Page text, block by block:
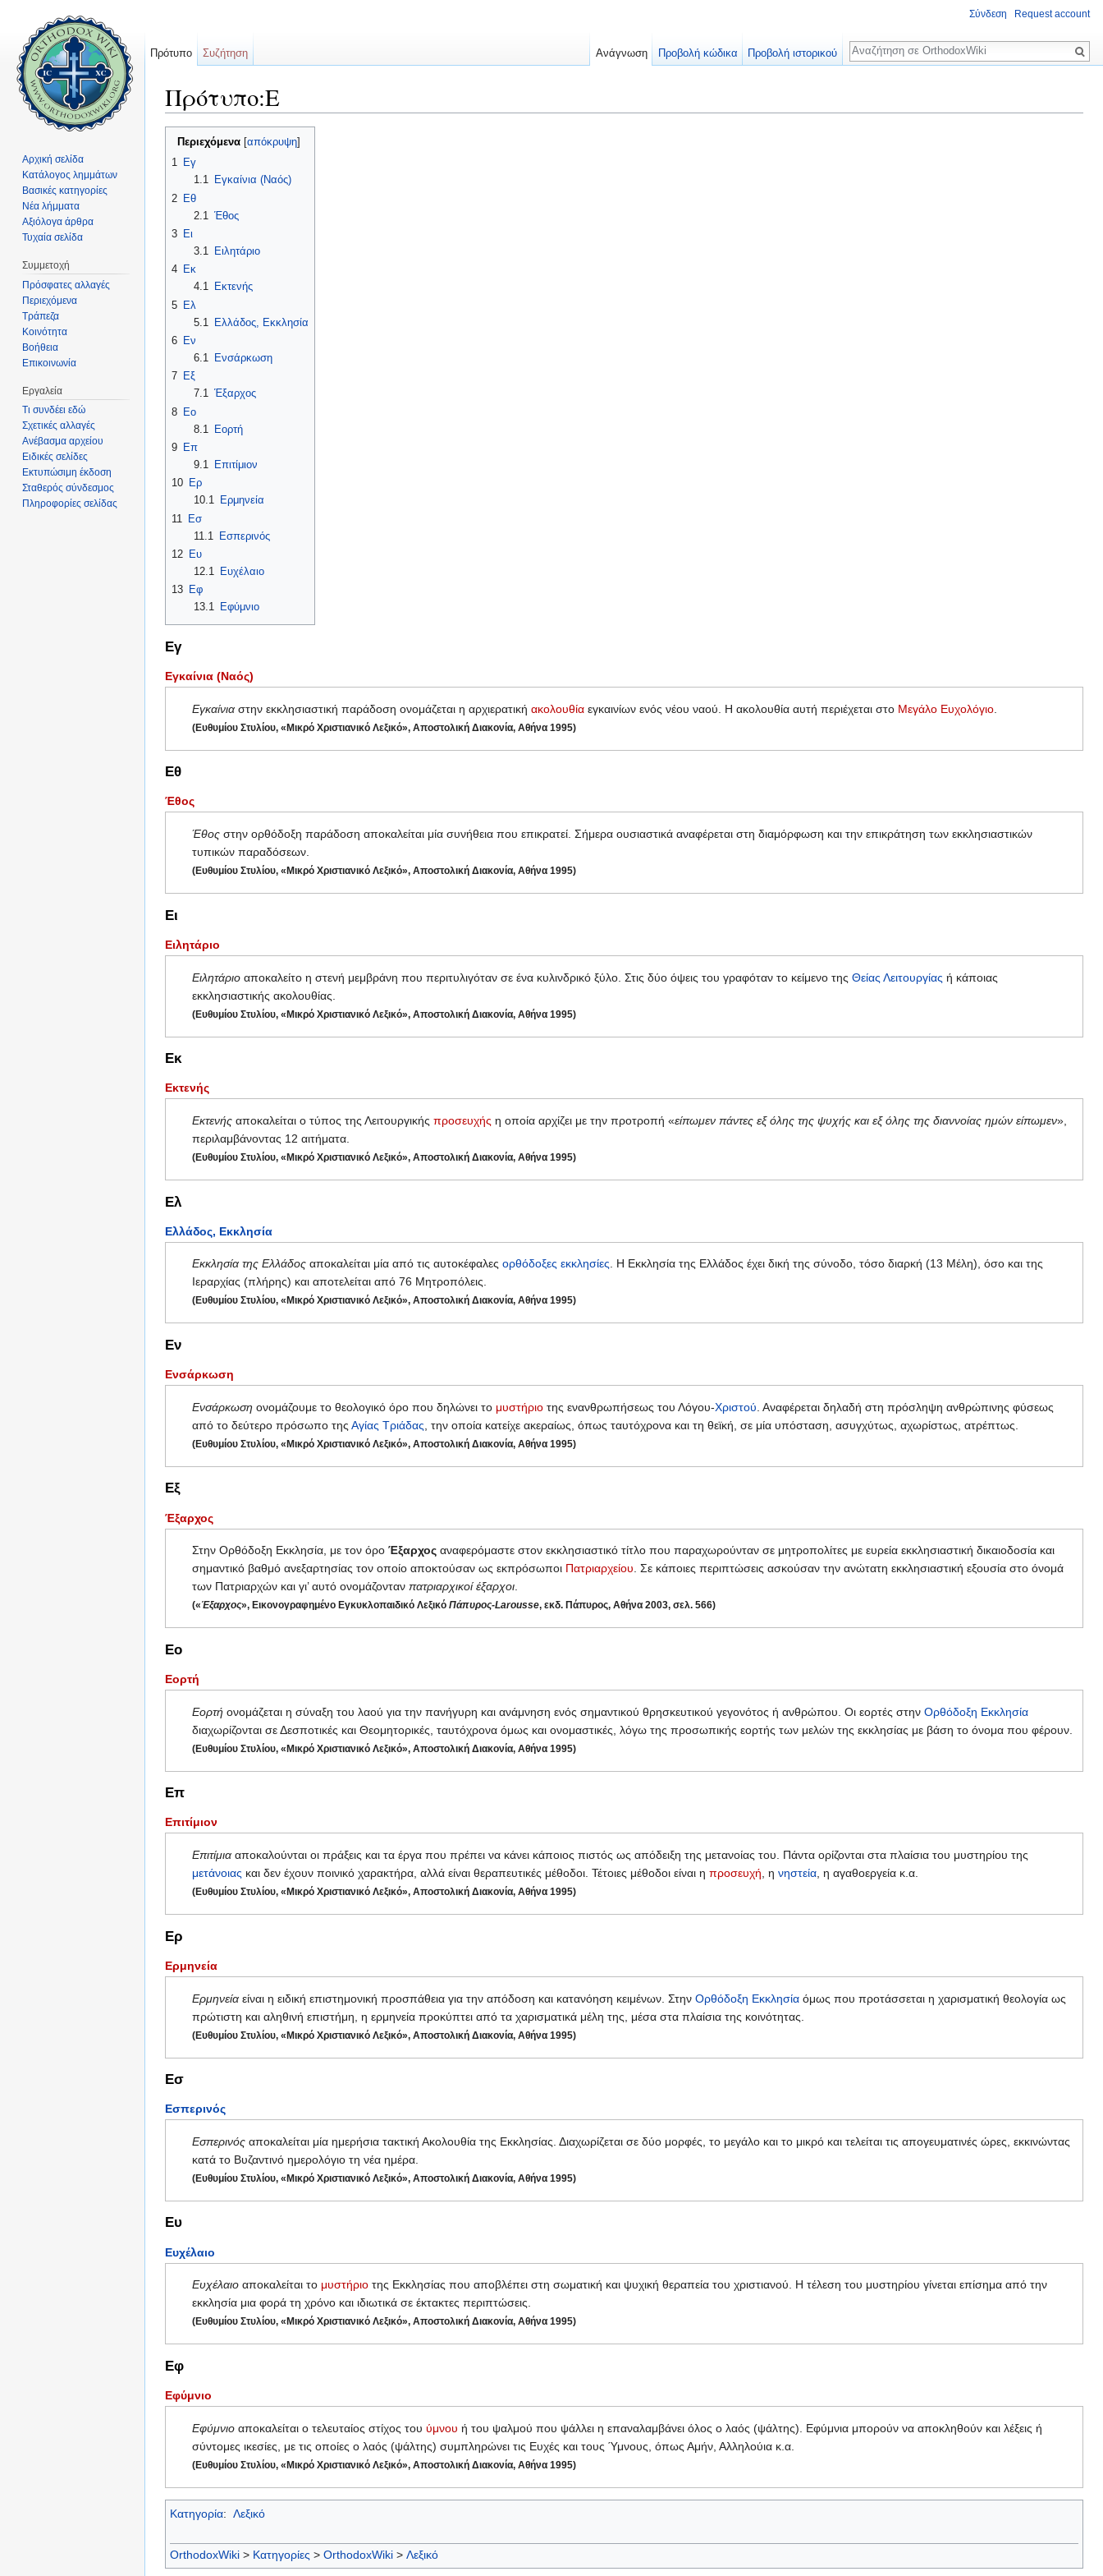
Πρότυπο:Ε
Περιεχόμενα[ απόκρυψη]
1 Εγ
1.1
Εγκαίνια (Ναός)
2 Εθ
2.1
Έθος
3 Ει
3.1
Ειλητάριο
4 Εκ
4.1
Εκτενής
5 Ελ
5.1
Ελλάδος, Εκκλησία
6 Εν
6.1
Ενσάρκωση
7 Εξ
7.1 Έξαρχος
8 Εο
8.1
Εορτή
9 Επ
9.1
Επιτίμιον
10 Ερ
10.1
Ερμηνεία
11
Εσ
11.1
Εσπερινός
12 Ευ
12.1
Ευχέλαιο
13 Εφ
13.1
Εφύμνιο
Εγ
Εγκαίνια (Ναός)
Εγκαίνια στην εκκλησιαστική παράδοση ονομάζεται η αρχιερατικήακολουθία εγκαινίων ενός νέου ναού. Η ακολουθία αυτή περιέχεται στο Μεγάλο Ευχολόγιο
(Ευθυμίου Στυλίου, «Μικρό Χριστιανικό Λεξικό», Αποστολική Διακονία, Αθήνα 1995)
Εθ
Έθος
Έθος στην ορθόδοξη παράδοση αποκαλείται μία συνήθεια που επικρατεί. Σήμερα ουσιαστικά αναφέρεται στη διαμόρφωση και την επικράτηση των εκκλησιαστικών
τυπικών παραδόσεων.
(Ευθυμίου Στυλίου, «Μικρό Χριστιανικό Λεξικό», Αποστολική Διακονία, Αθήνα 1995)
Ει
Ειλητάριο
Ειλητάριο αποκαλείτο η στενή μεμβράνη που περιτυλιγόταν σε ένα κυλινδρικό ξύλο. Στις δύο όψεις του γραφόταν το κείμενο τηςΘείας Λειτουργίας ή κάποιας
εκκλησιαστικής ακολουθίας.
(Ευθυμίου Στυλίου, «Μικρό Χριστιανικό Λεξικό», Αποστολική Διακονία, Αθήνα 1995)
Εκ
Εκτενής
Εκτενής αποκαλείται ο τύπος της Λειτουργικήςπροσευχής η οποία αρχίζει με την προτροπή «είπωμεν πάντες εξ όλης της ψυχής και εξ όλης της διαννοίας ημών είπωμεν»,
περιλαμβάνοντας 12 αιτήματα.
(Ευθυμίου Στυλίου, «Μικρό Χριστιανικό Λεξικό», Αποστολική Διακονία, Αθήνα 1995)
Ελ
Ελλάδος, Εκκλησία
Εκκλησία της Ελλάδος αποκαλείται μία από τις αυτοκέφαλεςορθόδοξες εκκλησίες. Η Εκκλησία της Ελλάδος έχει δική της σύνοδο, τόσο διαρκή (13 Μέλη), όσο και της
Ιεραρχίας (πλήρης) και αποτελείται από 76 Μητροπόλεις.
(Ευθυμίου Στυλίου, «Μικρό Χριστιανικό Λεξικό», Αποστολική Διακονία, Αθήνα 1995)
Εν
Ενσάρκωση
Ενσάρκωση ονομάζουμε το θεολογικό όρο που δηλώνει το μυστήριο της ενανθρωπήσεως του Λόγου-Χριστού . Αναφέρεται δηλαδή στη πρόσληψη ανθρώπινης φύσεως
από το δεύτερο πρόσωπο τηςΑγίας Τριάδας , την οποία κατείχε ακεραίως, όπως ταυτόχρονα και τη θεϊκή, σε μία υπόσταση, ασυγχύτως, αχωρίστως, ατρέπτως.
(Ευθυμίου Στυλίου, «Μικρό Χριστιανικό Λεξικό», Αποστολική Διακονία, Αθήνα 1995)
Εξ
Έξαρχος
Στην Ορθόδοξη Εκκλησία, με τον όροΈξαρχος αναφερόμαστε στον εκκλησιαστικό τίτλο που παραχωρούνταν σε μητροπολίτες με ευρεία εκκλησιαστική δικαιοδοσία και
σημαντικό βαθμό ανεξαρτησίας τον οποίο αποκτούσαν ως εκπρόσωποι Πατριαρχείου. Σε κάποιες περιπτώσεις ασκούσαν την ανώτατη εκκλησιαστική εξουσία στο όνομά
των Πατριαρχών και γι’ αυτό ονομάζοντανπατριαρχικοί έξαρχοι.
(«Έξαρχος», Εικονογραφημένο Εγκυκλοπαιδικό ΛεξικόΠάπυρος-Larousse, εκδ. Πάπυρος, Αθήνα 2003, σελ. 566)
Εο
Εορτή
Εορτή ονομάζεται η σύναξη του λαού για την πανήγυρη και ανάμνηση ενός σημαντικού θρησκευτικού γεγονότος ή ανθρώπου. Οι εορτές στηνΟρθόδοξη Εκκλησία
διαχωρίζονται σε Δεσποτικές και Θεομητορικές, ταυτόχρονα όμως και ονομαστικές, λόγω της προσωπικής εορτής των μελών της εκκλησίας με βάση το όνομα που φέρουν.
(Ευθυμίου Στυλίου, «Μικρό Χριστιανικό Λεξικό», Αποστολική Διακονία, Αθήνα 1995)
Επ
Επιτίμιον
Επιτίμια αποκαλούνται οι πράξεις και τα έργα που πρέπει να κάνει κάποιος πιστός ως απόδειξη της μετανοίας του. Πάντα ορίζονται στα πλαίσια του μυστηρίου της
μετάνοιας και δεν έχουν ποινικό χαρακτήρα, αλλά είναι θεραπευτικές μέθοδοι. Τέτοιες μέθοδοι είναι ηπροσευχή , ηνηστεία , η αγαθοεργεία κ.α.
(Ευθυμίου Στυλίου, «Μικρό Χριστιανικό Λεξικό», Αποστολική Διακονία, Αθήνα 1995)
Ερ
Ερμηνεία
Ερμηνεία είναι η ειδική επιστημονική προσπάθεια για την απόδοση και κατανόηση κειμένων. ΣτηνΟρθόδοξη Εκκλησία όμως που προτάσσεται η χαρισματική θεολογία ως
πρώτιστη και αληθινή επιστήμη, η ερμηνεία προκύπτει από τα χαρισματικά μέλη της, μέσα στα πλαίσια της κοινότητας.
(Ευθυμίου Στυλίου, «Μικρό Χριστιανικό Λεξικό», Αποστολική Διακονία, Αθήνα 1995)
Εσ
Εσπερινός
Εσπερινός αποκαλείται μία ημερήσια τακτική Ακολουθία της Εκκλησίας. Διαχωρίζεται σε δύο μορφές, το μεγάλο και το μικρό και τελείται τις απογευματινές ώρες, εκκινώντας
κατά το Βυζαντινό ημερολόγιο τη νέα ημέρα.
(Ευθυμίου Στυλίου, «Μικρό Χριστιανικό Λεξικό», Αποστολική Διακονία, Αθήνα 1995)
Ευ
Ευχέλαιο
Ευχέλαιο αποκαλείται το μυστήριο της Εκκλησίας που αποβλέπει στη σωματική και ψυχική θεραπεία του χριστιανού. Η τέλεση του μυστηρίου γίνεται επίσημα από την
εκκλησία μια φορά τη χρόνο και ιδιωτικά σε έκτακτες περιπτώσεις.
(Ευθυμίου Στυλίου, «Μικρό Χριστιανικό Λεξικό», Αποστολική Διακονία, Αθήνα 1995)
Εφ
Εφύμνιο
Εφύμνιο αποκαλείται ο τελευταίος στίχος τουύμνου ή του ψαλμού που ψάλλει η επαναλαμβάνει όλος ο λαός (ψάλτης). Εφύμνια μπορούν να αποκληθούν και λέξεις ή
σύντομες ικεσίες, με τις οποίες ο λαός (ψάλτης) συμπληρώνει τις Ευχές και τους Ύμνους, όπως Αμήν, Αλληλούια κ.α.
(Ευθυμίου Στυλίου, «Μικρό Χριστιανικό Λεξικό», Αποστολική Διακονία, Αθήνα 1995)
Κατηγορία: Λεξικό
OrthodoxWiki > Κατηγορίες > OrthodoxWiki > Λεξικό
Σύνδεση Request account
Πρότυπο Συζήτηση Ανάγνωση Προβολή κώδικα Προβολή ιστορικού
Αναζήτηση
Αρχική σελίδα
Κατάλογος λημμάτων
Βασικές κατηγορίες
Νέα λήμματα
Αξιόλογα άρθρα
Τυχαία σελίδα
Συμμετοχή
Πρόσφατες αλλαγές
Περιεχόμενα
Τράπεζα
Κοινότητα
Βοήθεια
Επικοινωνία
Εργαλεία
Τι συνδέει εδώ
Σχετικές αλλαγές
Ανέβασμα αρχείου
Ειδικές σελίδες
Εκτυπώσιμη έκδοση
Σταθερός σύνδεσμος
Πληροφορίες σελίδας